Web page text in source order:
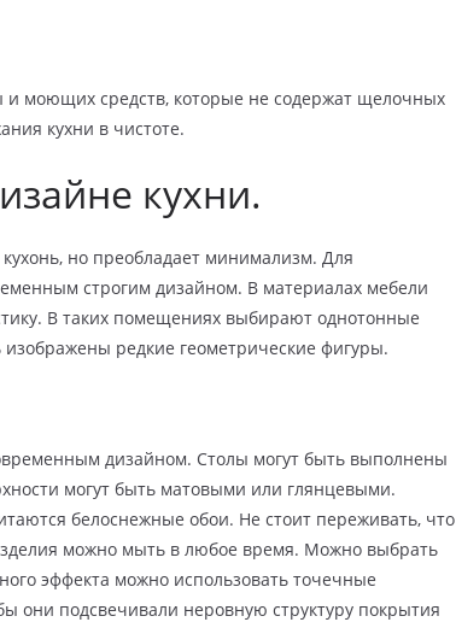
моющих средств, которые не содержат щелочных
кухни в чистоте.
кухни.
но преобладает минимализм. Для
строгим дизайном. В материалах мебели
В таких помещениях выбирают однотонные
редкие геометрические фигуры.
дизайном. Столы могут быть выполнены
могут быть матовыми или глянцевыми.
белоснежные обои. Не стоит переживать, что
можно мыть в любое время. Можно выбрать
эффекта можно использовать точечные
они подсвечивали неровную структуру покрытия